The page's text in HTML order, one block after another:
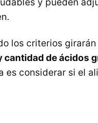
los criterios girarán
cantidad de ácidos
es considerar si el